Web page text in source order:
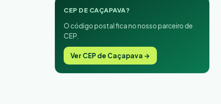
CEP DE CAÇAPAVA?
O código postal fica no nosso parceiro de
CEP.
Ver CEP de Caçapava →